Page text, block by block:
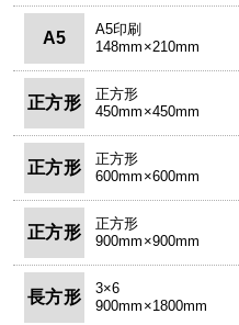
A5
A5印刷
148mm×210mm
正方形
正方形
450mm×450mm
正方形
正方形
600mm×600mm
正方形
正方形
900mm×900mm
長方形
3×6
900mm×1800mm